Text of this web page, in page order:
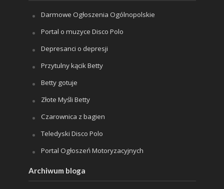
Darmowe Ogłoszenia Ogólnopolskie
Portal o muzyce Disco Polo
Depresanci o depresji
Przytulny kącik Betty
Betty gotuje
Złote Myśli Betty
Czarownica z bagien
Teledyski Disco Polo
Portal Ogłoszeń Motoryzacyjnych
Archiwum bloga